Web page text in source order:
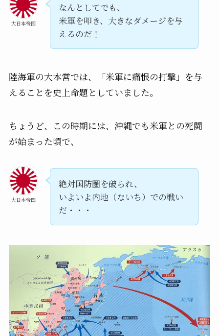
大日本帝国
なんとしてでも、
米軍を叩き、大きなダメージを与
えるのだ！
陸海軍の大本営では、「米軍に痛恨の打撃」を与
えることを史上命題としていました。
ちょうど、この時期には、沖縄でも米軍との死闘
が始まった頃で、
大日本帝国
絶対国防圏を破られ、
いよいよ内地（ないち）での戦い
だ・・・